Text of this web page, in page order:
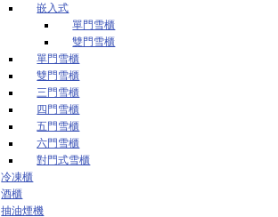
嵌入式
單門雪櫃
雙門雪櫃
單門雪櫃
雙門雪櫃
三門雪櫃
四門雪櫃
五門雪櫃
六門雪櫃
對門式雪櫃
冷凍櫃
酒櫃
抽油煙機